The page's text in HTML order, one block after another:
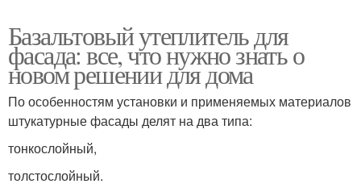
Базальтовый утеплитель для
фасада: все, что нужно знать о
новом решении для дома
По особенностям установки и применяемых материалов
штукатурные фасады делят на два типа:
тонкослойный,
толстослойный.